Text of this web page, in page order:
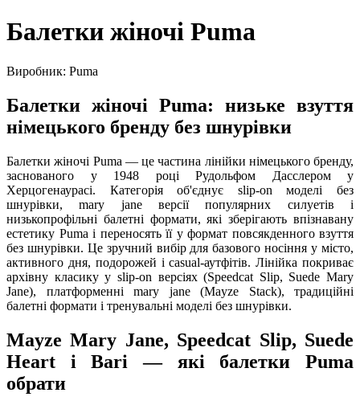
Балетки жіночі Puma
Виробник: Puma
Балетки жіночі Puma: низьке взуття
німецького бренду без шнурівки
Балетки жіночі Puma — це частина лінійки німецького бренду,
заснованого у 1948 році Рудольфом Дасслером у
Херцогенаурасі. Категорія об'єднує slip-on моделі без
шнурівки, mary jane версії популярних силуетів і
низькопрофільні балетні формати, які зберігають впізнавану
естетику Puma і переносять її у формат повсякденного взуття
без шнурівки. Це зручний вибір для базового носіння у місто,
активного дня, подорожей і casual-аутфітів. Лінійка покриває
архівну класику у slip-on версіях (Speedcat Slip, Suede Mary
Jane), платформенні mary jane (Mayze Stack), традиційні
балетні формати і тренувальні моделі без шнурівки.
Mayze Mary Jane, Speedcat Slip, Suede
Heart і Bari — які балетки Puma
обрати